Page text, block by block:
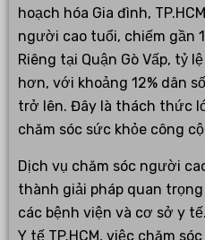
hoạch hóa Gia đình,
người cao tuổi, chiếm gần
Riêng tại Quận Gò Vấp, tỷ
hơn, với khoảng 12% dân
trở lên. Đây là thách thức
chăm sóc sức khỏe công
Dịch vụ chăm sóc người
thành giải pháp quan
các bệnh viện và cơ sở y
Y tế TP.HCM, việc chăm